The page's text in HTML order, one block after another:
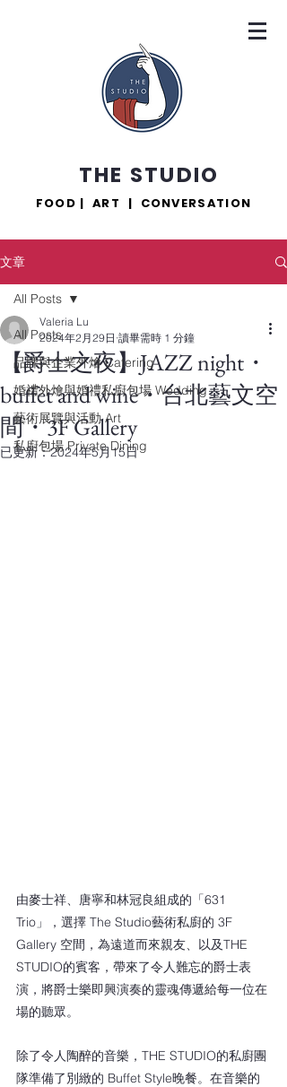
THE STUDIO
FOOD | ART | CONVERSATION
文章
All Posts
品牌與企業外燴 Catering
婚禮外燴與婚禮私廚包場 Wedding
藝術展覽與活動 Art
私廚包場 Private Dining
All Posts
【爵士之夜】JAZZ night・
buffet and wine・台北藝文空
間・3F Gallery
Valeria Lu
2024年2月29日 讀畢需時 1 分鐘
已更新：2024年5月15日
由麥士祥、唐寧和林冠良組成的「631
Trio」，選擇 The Studio藝術私廚的 3F
Gallery 空間，為遠道而來親友、以及THE
STUDIO的賓客，帶來了令人難忘的爵士表
演，將爵士樂即興演奏的靈魂傳遞給每一位在
場的聽眾。
除了令人陶醉的音樂，THE STUDIO的私廚團
隊準備了別緻的 Buffet Style晚餐。在音樂的